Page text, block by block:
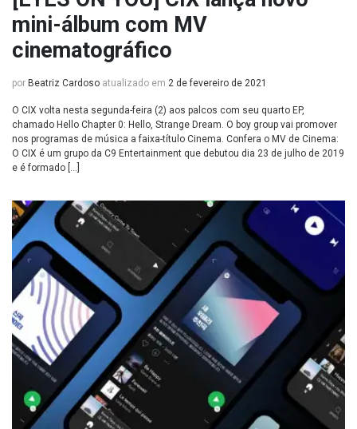
mini-álbum com MV
cinematográfico
por Beatriz Cardoso atualizado em 2 de fevereiro de 2021
O CIX volta nesta segunda-feira (2) aos palcos com seu quarto EP,
chamado Hello Chapter 0: Hello, Strange Dream. O boy group vai promover
nos programas de música a faixa-título Cinema. Confera o MV de Cinema:
O CIX é um grupo da C9 Entertainment que debutou dia 23 de julho de 2019
e é formado […]